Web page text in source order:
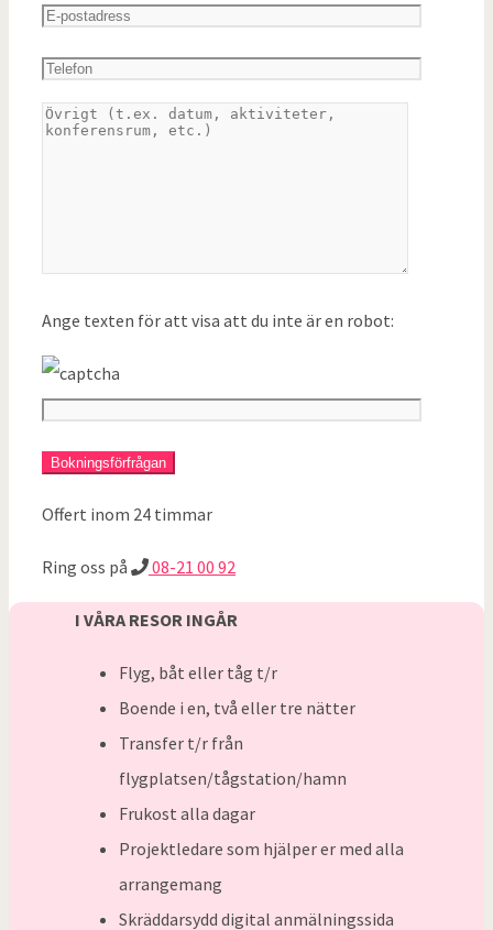
Ange texten för att visa att du inte är en robot:
Offert inom 24 timmar
Ring oss på 08-21 00 92
I VÅRA RESOR INGÅR
Flyg, båt eller tåg t/r
Boende i en, två eller tre nätter
Transfer t/r från
flygplatsen/tågstation/hamn
Frukost alla dagar
Projektledare som hjälper er med alla
arrangemang
Skräddarsydd digital anmälningssida